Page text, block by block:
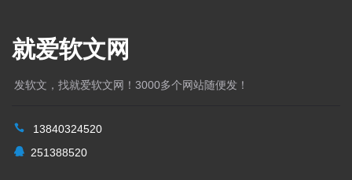
就爱软文网
发软文，找就爱软文网！3000多个网站随便发！
13840324520
251388520